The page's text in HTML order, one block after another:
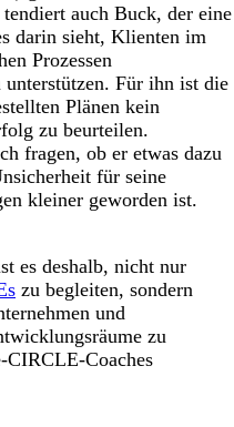
auch Buck, der eine
darin sieht, Klienten im
Prozessen
Für ihn ist die
Plänen kein
zu beurteilen.
fragen, ob er etwas dazu
für seine
kleiner geworden ist.
es deshalb, nicht nur
zu begleiten, sondern
und
zu
CIRCLE-Coaches